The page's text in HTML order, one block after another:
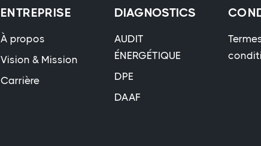
ENTREPRISE
À propos
Vision & Mission
Carrière
DIAGNOSTICS
AUDIT
ÉNERGÉTIQUE
DPE
DAAF